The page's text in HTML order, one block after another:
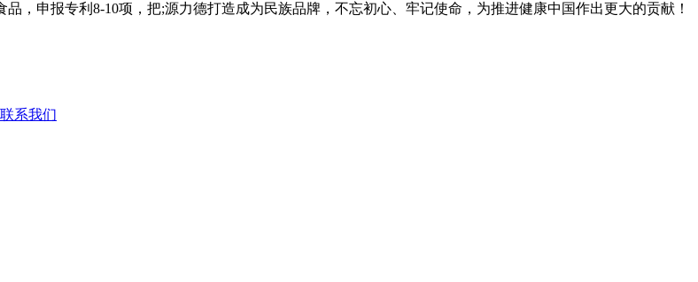
，申报专利8-10项，把;源力德打造成为民族品牌，不忘初心、牢记使命，为推进健康中国作出更大的贡献！
联系我们